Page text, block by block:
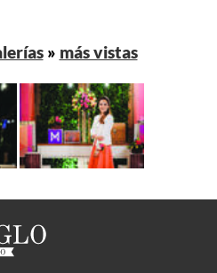
» más vistas